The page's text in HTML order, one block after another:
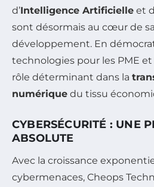
d’Intelligence Artificielle et
sont désormais au cœur de
développement. En
technologies pour les PME et
rôle déterminant dans la
numérique du tissu
CYBERSÉCURITÉ : UNE
ABSOLUTE
Avec la croissance
cybermenaces, Cheops